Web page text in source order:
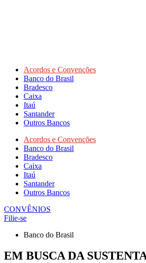
Acordos e Convenções
Banco do Brasil
Bradesco
Caixa
Itaú
Santander
Outros Bancos
Acordos e Convenções
Banco do Brasil
Bradesco
Caixa
Itaú
Santander
Outros Bancos
CONVÊNIOS
Filie-se
Banco do Brasil
EM BUSCA DA